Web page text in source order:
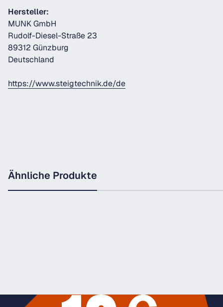
Hersteller:
MUNK GmbH
Rudolf-Diesel-Straße 23
89312 Günzburg
Deutschland
https://www.steigtechnik.de/de
Ähnliche Produkte